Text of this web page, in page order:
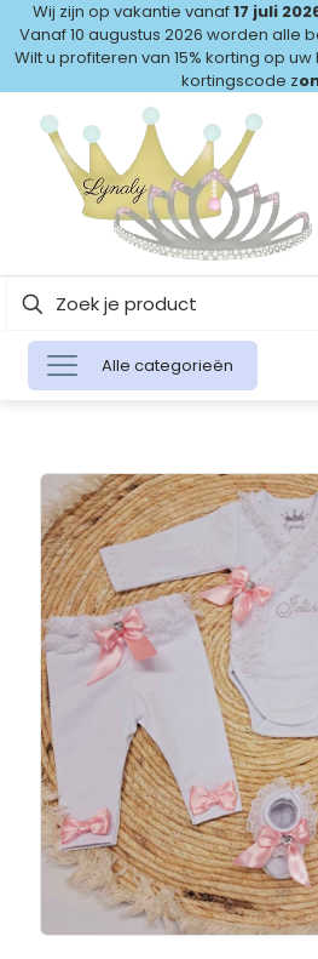
Wij zijn op vakantie vanaf17 juli
Vanaf 10 augustus 2026 worden alle
Wilt u profiteren van 15% korting op
kortingscode z
Alle categorieën